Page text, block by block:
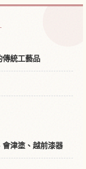
傳統工藝品
會津塗、越前漆器